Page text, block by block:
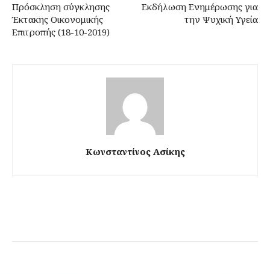
Πρόσκληση σύγκλησης
Έκτακης Οικονομικής
Επιτροπής (18-10-2019)
Εκδήλωση Ενημέρωσης για
την Ψυχική Υγεία
Κωνσταντίνος Ασίκης